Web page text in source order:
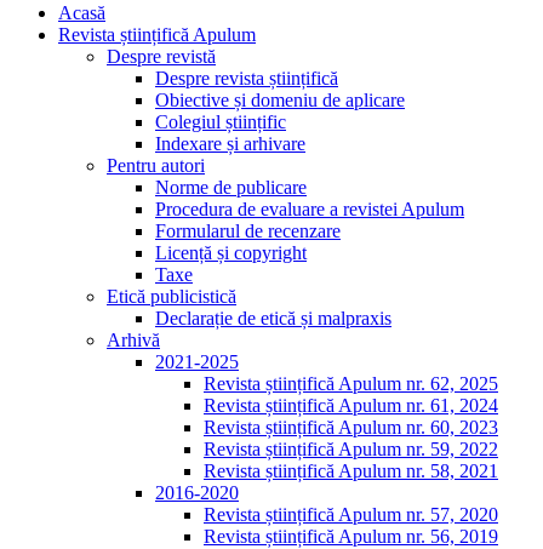
Acasă
Revista științifică Apulum
Despre revistă
Despre revista științifică
Obiective și domeniu de aplicare
Colegiul științific
Indexare și arhivare
Pentru autori
Norme de publicare
Procedura de evaluare a revistei Apulum
Formularul de recenzare
Licență și copyright
Taxe
Etică publicistică
Declarație de etică și malpraxis
Arhivă
2021-2025
Revista științifică Apulum nr. 62, 2025
Revista științifică Apulum nr. 61, 2024
Revista științifică Apulum nr. 60, 2023
Revista științifică Apulum nr. 59, 2022
Revista științifică Apulum nr. 58, 2021
2016-2020
Revista științifică Apulum nr. 57, 2020
Revista științifică Apulum nr. 56, 2019